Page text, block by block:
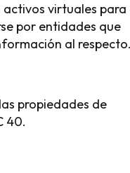
virtuales para
por entidades que
al respecto.
propiedades de
40.